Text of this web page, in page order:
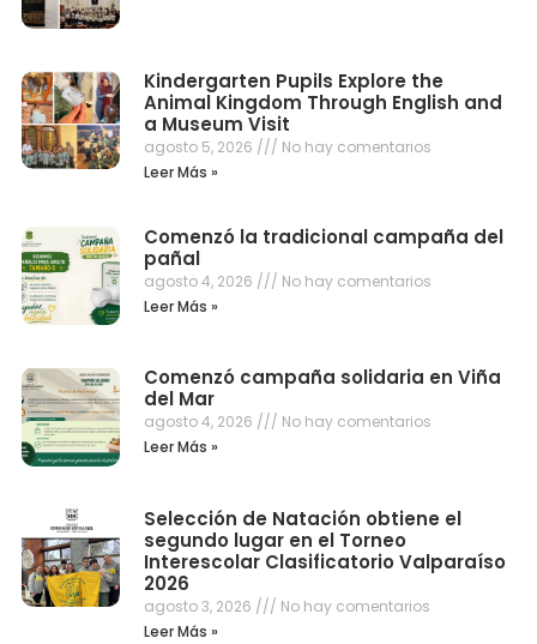
Kindergarten Pupils Explore the
Animal Kingdom Through English and
a Museum Visit
agosto 5, 2026
No hay comentarios
Leer Más »
Comenzó la tradicional campaña del
pañal
agosto 4, 2026
No hay comentarios
Leer Más »
Comenzó campaña solidaria en Viña
del Mar
agosto 4, 2026
No hay comentarios
Leer Más »
Selección de Natación obtiene el
segundo lugar en el Torneo
Interescolar Clasificatorio Valparaíso
2026
agosto 3, 2026
No hay comentarios
Leer Más »